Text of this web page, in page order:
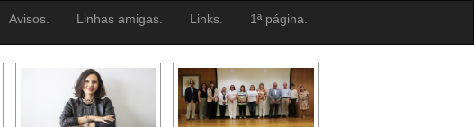
Avisos. Linhas amigas. Links. 1ª página.